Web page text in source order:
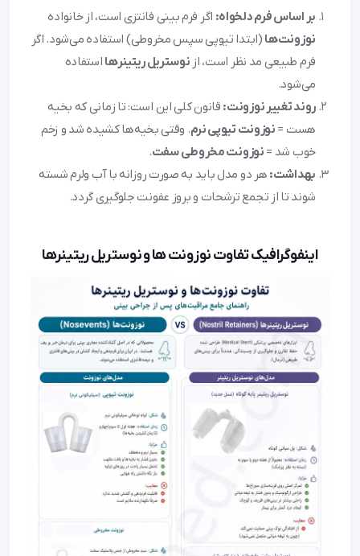
بر اساس فرم دلخواه: اگر فرم بینی فانتزی است، از خانواده
نوزونت‌ها (ابتدا تیوپی سپس مخروطی) استفاده می‌شود. اگر
فرم طبیعی مد نظر است، از نوستریل ریتینرها استفاده
می‌شود.
روند تغییر نوزونت: قانون کلی این است: تا زمانی که بخیه
هست = نوزونت تیوپی نرم. وقتی بخیه‌ها کشیده شد و زخم
خوب شد = نوزونت مخروطی سفت.
بهداشت: هر دو مدل باید به صورت روزانه با آب ولرم شسته
شوند تا از تجمع ترشحات و بروز عفونت جلوگیری گردد.
اینفوگرافیک تفاوت نوزونت ها و نوستریل ریتینرها